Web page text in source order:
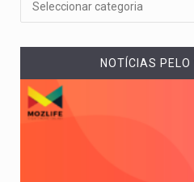
NOTÍCIAS